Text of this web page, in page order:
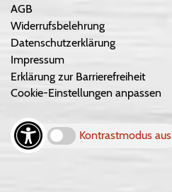
AGB
Widerrufsbelehrung
Datenschutzerklärung
Impressum
Erklärung zur Barrierefreiheit
Cookie-Einstellungen anpassen
Kontrastmodus aus